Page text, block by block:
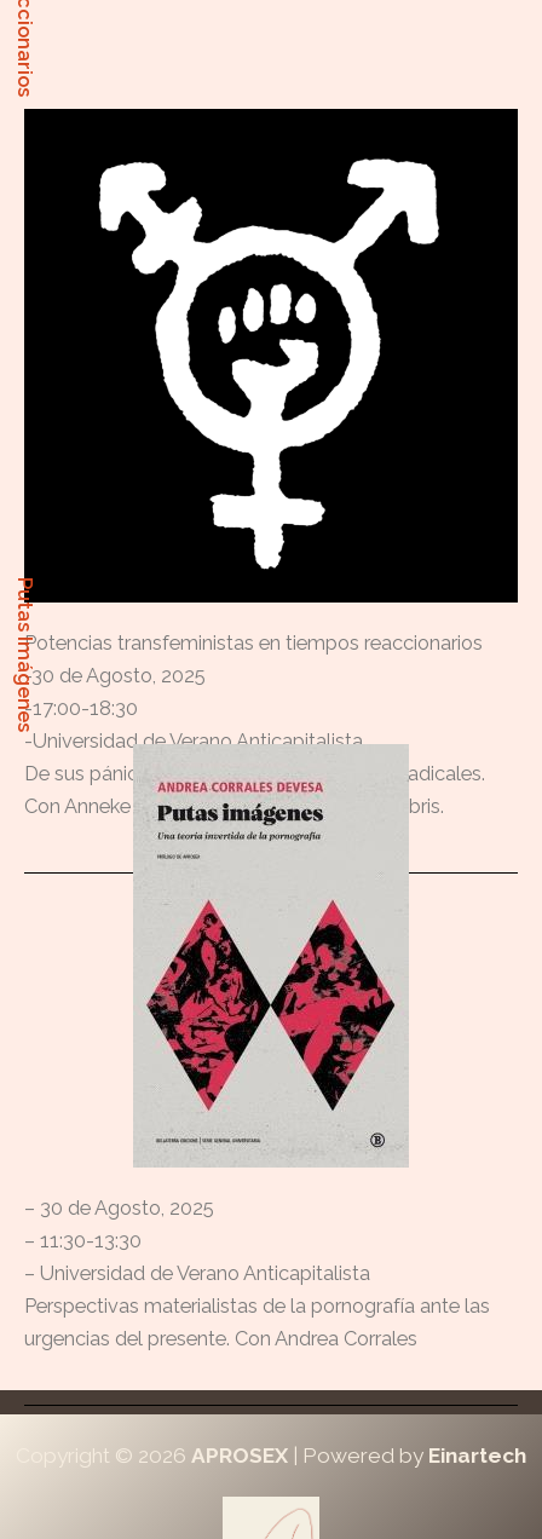
Potencias transfeministas en tiempos reaccionarios
-30 de Agosto, 2025
-17:00-18:30
-Universidad de Verano Anticapitalista
De sus pánicos morales a nuestras luchas radicales.
Con Anneke Necro, Carolina Meloni e Ira Hybris.
Putas Imágenes
– 30 de Agosto, 2025
– 11:30-13:30
– Universidad de Verano Anticapitalista
Perspectivas materialistas de la pornografía ante las
urgencias del presente. Con Andrea Corrales
Copyright © 2026 APROSEX | Powered by Einartech